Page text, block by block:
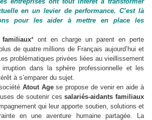
en un levier de performance. C’est là
pour les aider à mettre en place les
familiaux* ont en charge un parent en perte
de quatre millions de Français aujourd’hui et
problématiques privées liées au vieillissement
dans la sphère professionnelle et les
à s’emparer du sujet.
Atout Agese propose de venir en aide à
de soutenir cessalariés-aidants familiaux
qui leur apporte soutien, solutions et
en une aventure humaine partagée. La